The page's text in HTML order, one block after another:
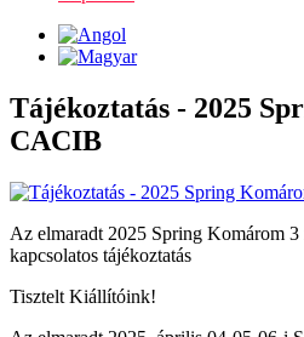
Tájékoztatás - 2025
CACIB
Az elmaradt 2025 Spring Komárom
kapcsolatos tájékoztatás
Tisztelt Kiállítóink!